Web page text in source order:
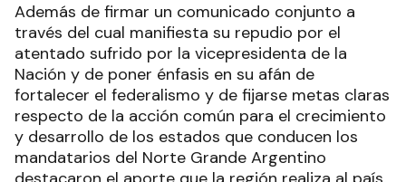
Además de firmar un comunicado conjunto a
través del cual manifiesta su repudio por el
atentado sufrido por la vicepresidenta de la
Nación y de poner énfasis en su afán de
fortalecer el federalismo y de fijarse metas claras
respecto de la acción común para el crecimiento
y desarrollo de los estados que conducen los
mandatarios del Norte Grande Argentino